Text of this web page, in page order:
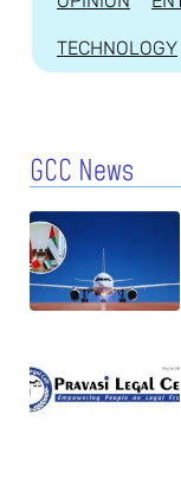
TECHNOLOGY
GCC News